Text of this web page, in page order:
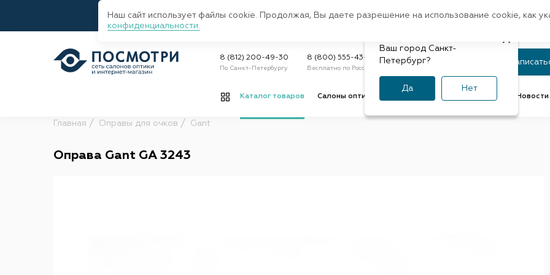
Регион:Санкт-Петербург Быстрая
8 (812) 200-49-30
По Санкт-Петербургу
8 (800) 555-43-47
Бесплатно по России
Статус заказа
Каталог товаров Салоны оптики Новости
Главная Оправы для очков Gant
Оправа Gant GA 3243
Ваш город Санкт-
Петербург?
Да Нет
Наш сайт использует файлы cookie. Продолжая, Вы даете разрешение на использование cookie, как
конфиденциальности.